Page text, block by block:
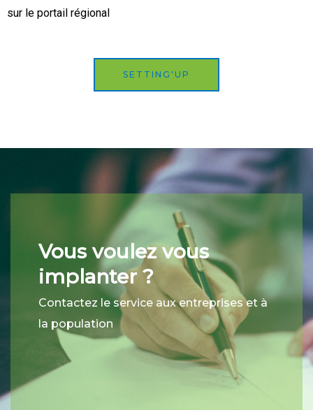
sur le portail régional
SETTING'UP
Vous voulez vous
implanter ?
Contactez le service aux entreprises et à
la population